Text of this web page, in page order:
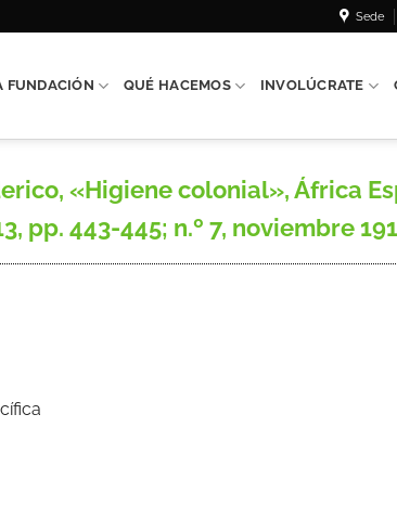
Sede
FUNDACIÓN QUÉ HACEMOS INVOLÚCRATE
«Higiene colonial», África
pp. 443-445; n.º 7, noviembre